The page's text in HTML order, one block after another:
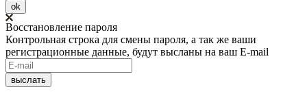
ok
Восстановление пароля
Контрольная строка для смены пароля, а так же ваши
регистрационные данные, будут высланы на ваш E-mail